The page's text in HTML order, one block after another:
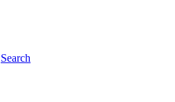
Search